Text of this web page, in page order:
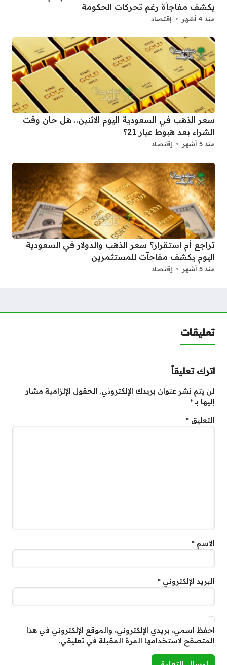
يكشف مفاجأة رغم تحركات الحكومة
منذ 4 أشهر إقتصاد
سعر الذهب في السعودية اليوم الاثنين.. هل حان وقت
الشراء بعد هبوط عيار 21؟
منذ 5 أشهر إقتصاد
تراجع أم استقرار؟ سعر الذهب والدولار في السعودية
اليوم يكشف مفاجآت للمستثمرين
منذ 5 أشهر إقتصاد
تعليقات
اترك تعليقاً
لن يتم نشر عنوان بريدك الإلكتروني. الحقول الإلزامية مشار
إليها بـ*
التعليق *
الاسم *
البريد الإلكتروني *
احفظ اسمي، بريدي الإلكتروني، والموقع الإلكتروني في هذا
المتصفح لاستخدامها المرة المقبلة في تعليقي.